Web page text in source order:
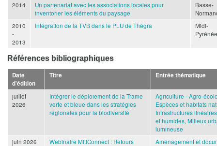
2014
Un partenariat avec les associations locales pour
inventorier les éléments du paysage
Basse-
2010
-
2013
Intégration de la TVB dans le PLU de Thégra
Midi-
Références bibliographiques
Date
d'édition
Titre Entrée thématique
juillet
2026
Intégrer le déploiement de la Trame
verte et bleue dans les stratégies
régionales pour la biodiversité
Agriculture - Agro-
Espèces et habitats
Infrastructures
et humides,Milieux
lumineuse
juin 2026
Webinaire MitiConnect : Retours
Aménagement et